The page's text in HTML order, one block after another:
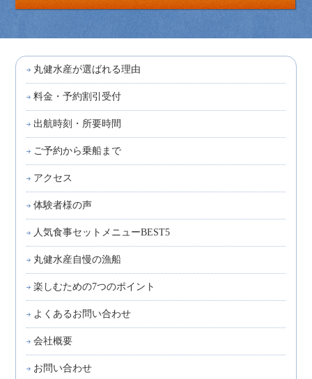
丸健水産が選ばれる理由
料金・予約割引受付
出航時刻・所要時間
ご予約から乗船まで
アクセス
体験者様の声
人気食事セットメニューBEST5
丸健水産自慢の漁船
楽しむための7つのポイント
よくあるお問い合わせ
会社概要
お問い合わせ